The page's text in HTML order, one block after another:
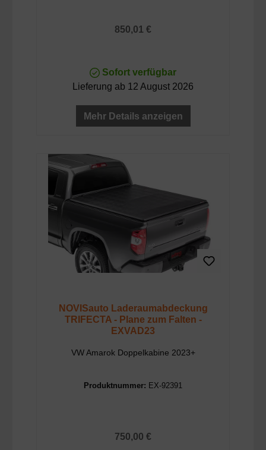
Regulärer Preis:
850,01 €
Sofort verfügbar
Lieferung ab 12 August 2026
Mehr Details anzeigen
NOVISauto Laderaumabdeckung
TRIFECTA - Plane zum Falten -
EXVAD23
VW Amarok Doppelkabine 2023+
Produktnummer: EX-92391
Regulärer Preis:
750,00 €